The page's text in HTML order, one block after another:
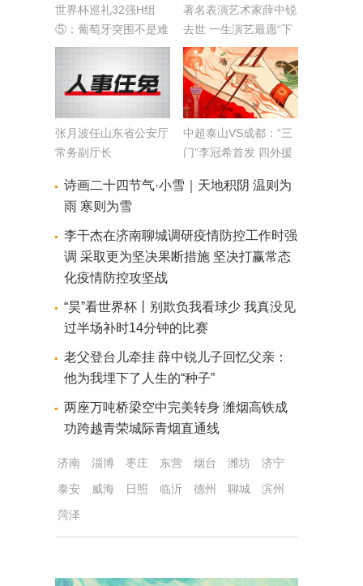
世界杯巡礼32强H组
⑤：葡萄牙突围不是难
事 韩国与乌拉圭争出
著名表演艺术家薛中锐
去世 一生演艺最愿“下
傻力”
张月波任山东省公安厅
常务副厅长
中超泰山VS成都：“三
门”李冠希首发 四外援
诗画二十四节气·小雪｜天地积阴 温则为
雨 寒则为雪
李干杰在济南聊城调研疫情防控工作时强
调 采取更为坚决果断措施 坚决打赢常态
化疫情防控攻坚战
“昊”看世界杯丨别欺负我看球少 我真没见
过半场补时14分钟的比赛
老父登台儿牵挂 薛中锐儿子回忆父亲：
他为我埋下了人生的“种子”
两座万吨桥梁空中完美转身 潍烟高铁成
功跨越青荣城际青烟直通线
济南 淄博 枣庄 东营 烟台 潍坊
济宁
泰安
威海 日照 临沂 德州 聊城
滨州
菏泽